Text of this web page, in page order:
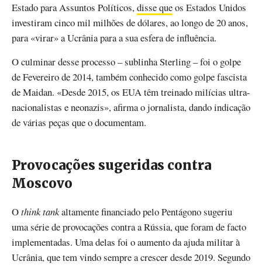
Estado para Assuntos Políticos,disse queos Estados Unidos
investiram cinco mil milhões de dólares, ao longo de 20 anos,
para «virar» a Ucrânia para a sua esfera de influência.
O culminar desse processo – sublinha Sterling – foi o golpe
de Fevereiro de 2014, também conhecido como golpe fascista
de Maidan. «Desde 2015, os EUA têm treinado milícias ultra-
nacionalistas e neonazis», afirma o jornalista, dando indicação
de várias peças que o documentam.
Provocações sugeridas contra
Moscovo
Othink tankaltamente financiado pelo Pentágono sugeriu
uma série de provocações contra a Rússia, que foram de facto
implementadas. Uma delas foi o aumento da ajuda militar à
Ucrânia, que tem vindo sempre a crescer desde 2019. Segundo